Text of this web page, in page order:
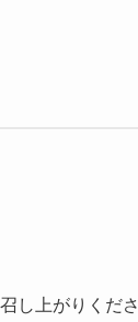
し上がりくださ